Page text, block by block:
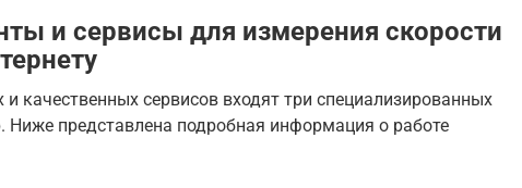
и сервисы для измерения скорости
качественных сервисов входят три специализированных
Ниже представлена подробная информация о работе